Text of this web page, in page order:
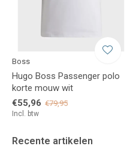
Boss
Hugo Boss Passenger polo
korte mouw wit
€55,96 €79,95
Incl. btw
Recente artikelen